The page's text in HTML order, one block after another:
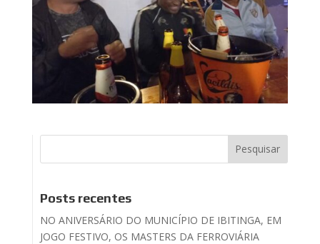
Posts recentes
NO ANIVERSÁRIO DO MUNICÍPIO DE IBITINGA, EM
JOGO FESTIVO, OS MASTERS DA FERROVIÁRIA